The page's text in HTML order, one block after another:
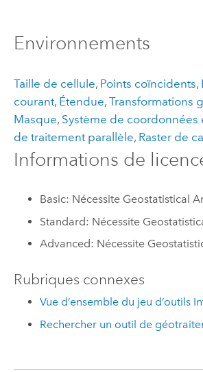
Environnements
Taille de cellule, Points coïncidents,
courant, Étendue, Transformations
Masque, Système de coordonnées
de traitement parallèle, Raster de
Informations de
Basic: Nécessite Geostatistical
Standard: Nécessite
Advanced: Nécessite
Rubriques connexes
Vue d’ensemble du jeu d’outils
Rechercher un outil de